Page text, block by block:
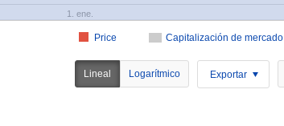
Capitalización de mercado
Price
1. ene.
Lineal Logarítmico Exportar